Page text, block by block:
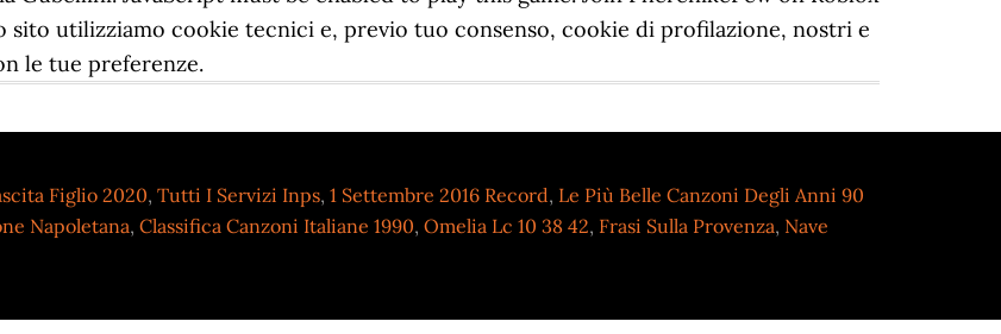
Figlio 2020, Tutti I Servizi Inps, 1 Settembre 2016 Record, Le Più Belle Canzoni Degli Anni 90
Napoletana, Classifica Canzoni Italiane 1990, Omelia Lc 10 38 42, Frasi Sulla Provenza, Nave